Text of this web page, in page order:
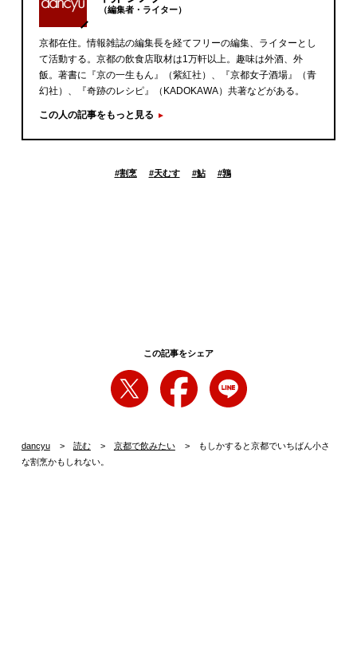
（編集者・ライター）
京都在住。情報雑誌の編集長を経てフリーの編集、ライターとし
て活動する。京都の飲食店取材は1万軒以上。趣味は外酒、外
飯。著書に『京の一生もん』（紫紅社）、『京都女子酒場』（青
幻社）、『奇跡のレシピ』（KADOKAWA）共著などがある。
この人の記事をもっと見る
#割烹 #天むす #鮎 #鶉
この記事をシェア
dancyu 読む 京都で飲みたい
もしかすると京都でいちばん小さ
な割烹かもしれない。